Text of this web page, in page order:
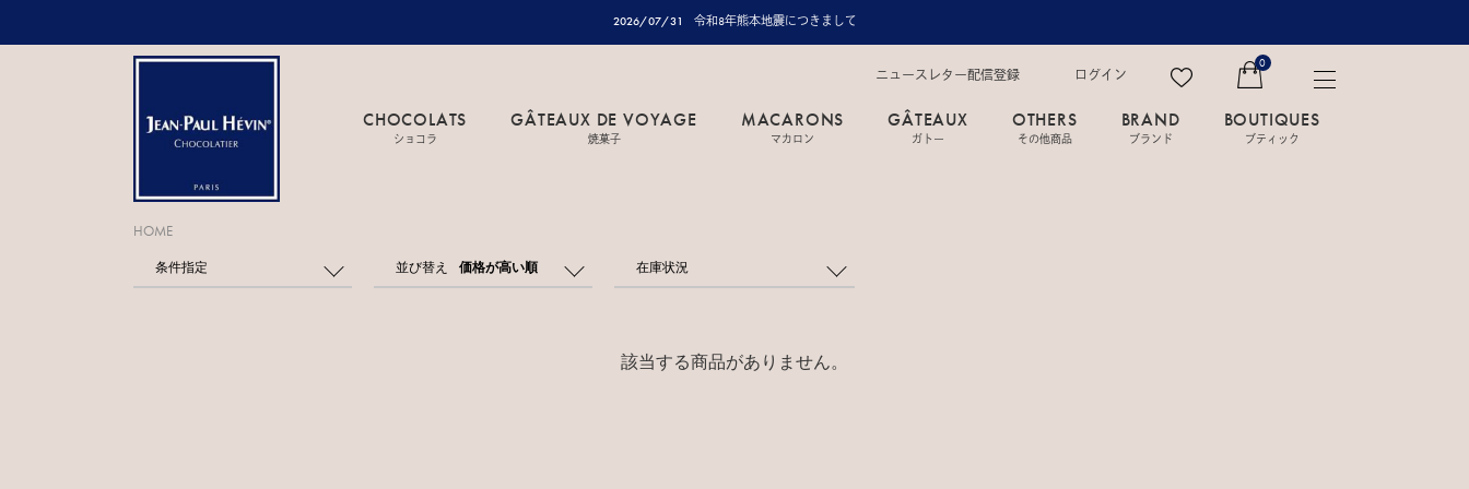
2026/07/31 令和8年熊本地震につきまして
ニュースレター配信登録 ログイン
0
CHOCOLATS
ショコラ
GÂTEAUX DE VOYAGE
焼菓子
MACARONS
マカロン
GÂTEAUX
ガトー
OTHERS
その他商品
BRAND
ブランド
BOUTIQUES
ブティック
HOME
条件指定 並び替え 価格が高い順 在庫状況
該当する商品がありません。